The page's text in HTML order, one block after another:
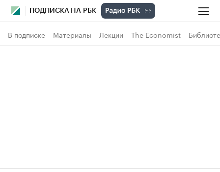
ПОДПИСКА НА РБК
В подписке Материалы Лекции The Economist